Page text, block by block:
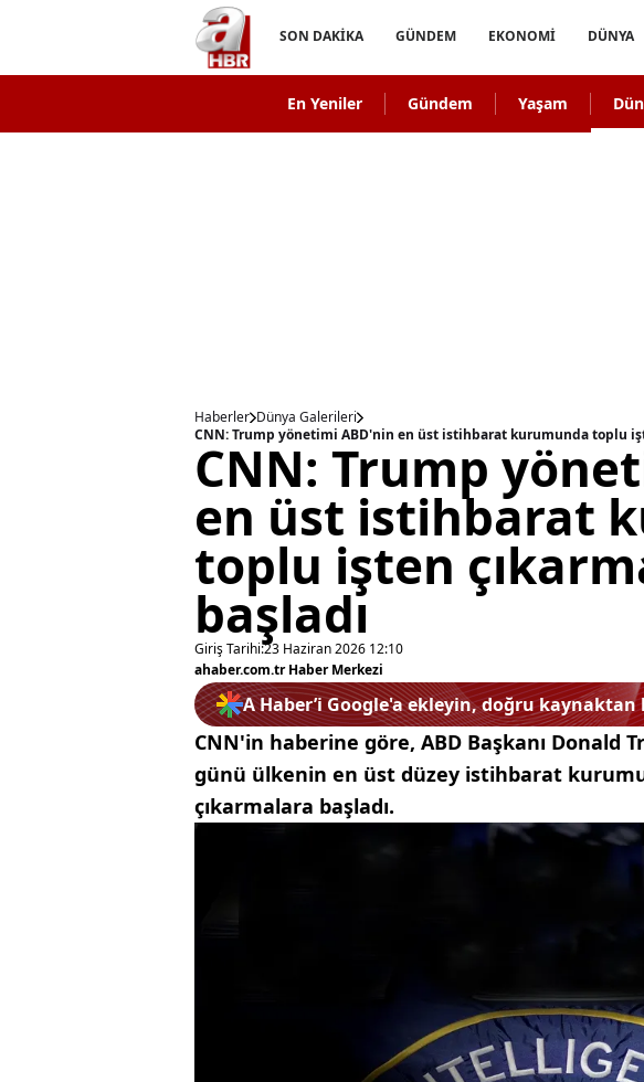
SON DAKİKA GÜNDEM EKONOMİ DÜNYA
En Yeniler Gündem Yaşam
Haberler Dünya Galerileri
CNN: Trump yönetimi ABD'nin en üst istihbarat kurumunda toplu
CNN: Trump
en üst istihbarat
toplu işten
başladı
Giriş Tarihi:23 Haziran 2026 12:10
ahaber.com.tr Haber Merkezi
A Haber’i Google'a ekleyin, doğru kaynaktan
CNN'in haberine göre, ABD Başkanı Donald
günü ülkenin en üst düzey istihbarat
çıkarmalara başladı.